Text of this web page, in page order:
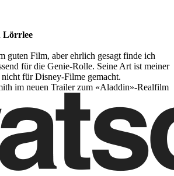
Lörrlee
guten Film, aber ehrlich gesagt finde ich
für die Genie-Rolle. Seine Art ist meiner
für Disney-Filme gemacht.
im neuen Trailer zum «Aladdin»-Realfilm